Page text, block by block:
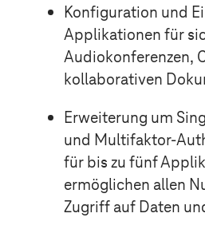
Konfiguration und
Applikationen für
Audiokonferenzen,
kollaborativen
Erweiterung um
und Multifaktor-
für bis zu fünf
ermöglichen allen
Zugriff auf Daten